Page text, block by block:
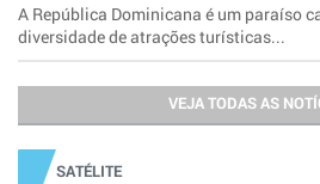
A República Dominicana é um paraíso
diversidade de atrações turísticas...
VEJA TODAS AS
SATÉLITE